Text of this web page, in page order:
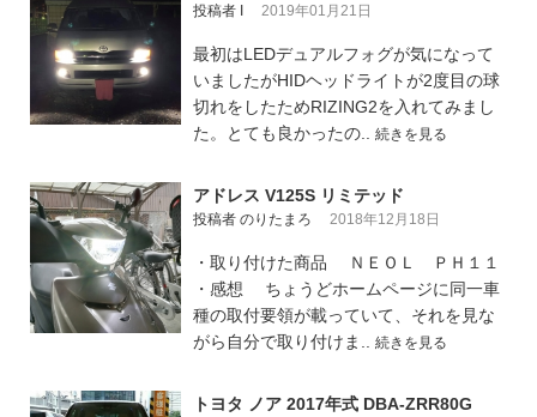
投稿者 I 2019年01月21日
最初はLEDデュアルフォグが気になって
いましたがHIDヘッドライトが2度目の球
切れをしたためRIZING2を入れてみまし
た。とても良かったの.. 続きを見る
アドレス V125S リミテッド
投稿者 のりたまろ 2018年12月18日
・取り付けた商品 ＮＥＯＬ ＰＨ１１
・感想 ちょうどホームページに同一車
種の取付要領が載っていて、それを見な
がら自分で取り付けま.. 続きを見る
トヨタ ノア 2017年式 DBA-ZRR80G